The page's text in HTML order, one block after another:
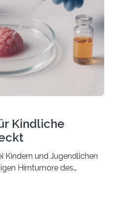
Stresses
lassen. Würzburg. Die
(HCM) ist die häufigste
Sie führt dazu, dass
der Herzmuskel zu
Kindliche
Kindern und Jugendlichen
Hirntumore des
Methoden geheilt